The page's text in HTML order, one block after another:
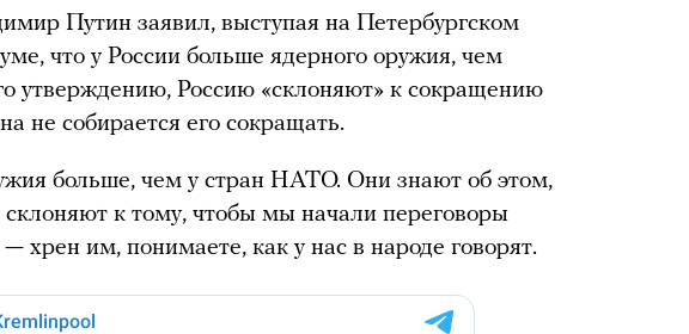
Путин заявил, выступая на Петербургском
что у России больше ядерного оружия, чем
утверждению, Россию «склоняют» к сокращению
не собирается его сокращать.
больше, чем у стран НАТО. Они знают об этом,
склоняют к тому, чтобы мы начали переговоры
хрен им, понимаете, как у нас в народе говорят.